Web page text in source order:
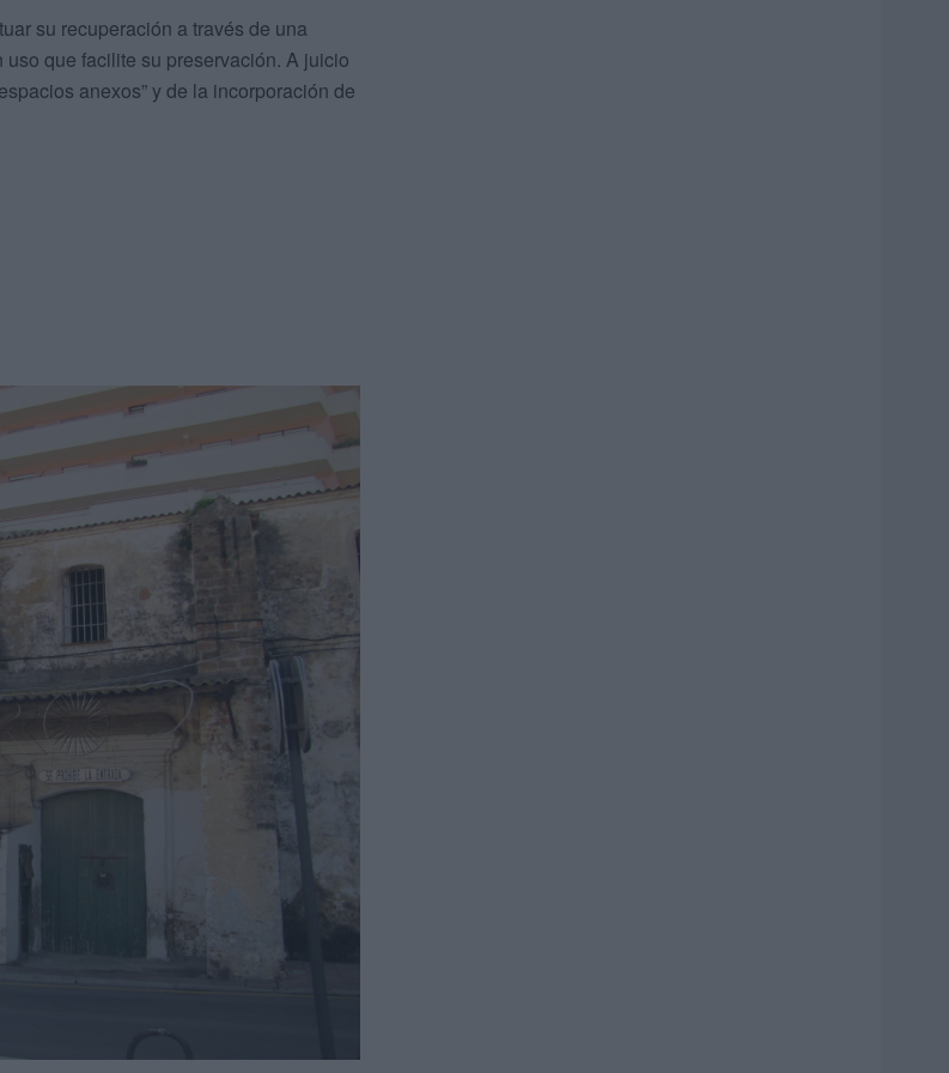
su recuperación a través de una
que facilite su preservación. A juicio
anexos” y de la incorporación de